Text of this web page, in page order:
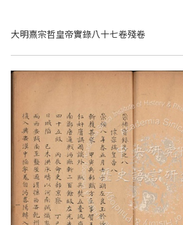
大明熹宗哲皇帝實錄八十七卷殘卷